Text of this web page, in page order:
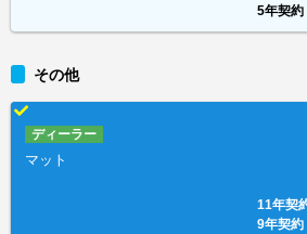
5年契約
その他
ディーラー
マット
11年契
9年契約